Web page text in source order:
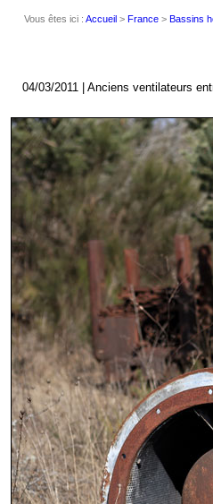
Vous êtes ici : Accueil > France > Bassins
04/03/2011 | Anciens ventilateurs